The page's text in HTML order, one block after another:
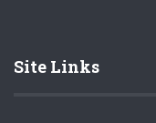
Site Links